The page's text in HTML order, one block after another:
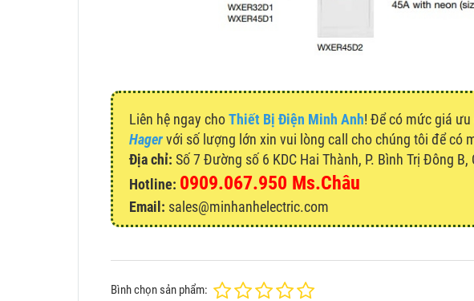
Liên hệ ngay choThiết Bị Điện Minh Anh! Để có mức giá
Hagervới số lượng lớn xin vui lòng call cho chúng tôi để có
Địa chỉ: Số 7 Đường số 6 KDC Hai Thành, P. Bình Trị Đông B,
Hotline: 0909.067.950 Ms.Châu
Email: sales@minhanhelectric.com
Bình chọn sản phẩm: